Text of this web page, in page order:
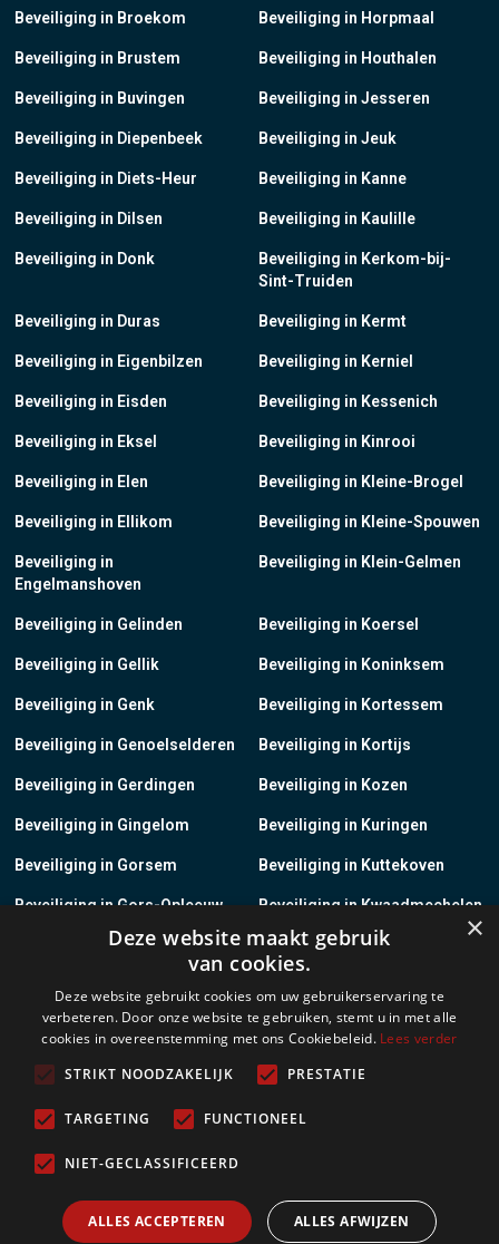
Beveiliging in Broekom
Beveiliging in Brustem
Beveiliging in Buvingen
Beveiliging in Diepenbeek
Beveiliging in Diets-Heur
Beveiliging in Dilsen
Beveiliging in Donk
Beveiliging in Duras
Beveiliging in Eigenbilzen
Beveiliging in Eisden
Beveiliging in Eksel
Beveiliging in Elen
Beveiliging in Ellikom
Beveiliging in
Engelmanshoven
Beveiliging in Gelinden
Beveiliging in Gellik
Beveiliging in Genk
Beveiliging in Genoelselderen
Beveiliging in Gerdingen
Beveiliging in Gingelom
Beveiliging in Gorsem
Beveiliging in Gors-Opleeuw
Beveiliging in Gotem
Beveiliging in Groot-Loon
Beveiliging in Grote-Brogel
Beveiliging in Grote-Spouwen
Beveiliging in Horpmaal
Beveiliging in Houthalen
Beveiliging in Jesseren
Beveiliging in Jeuk
Beveiliging in Kanne
Beveiliging in Kaulille
Beveiliging in Kerkom-bij-
Sint-Truiden
Beveiliging in Kermt
Beveiliging in Kerniel
Beveiliging in Kessenich
Beveiliging in Kinrooi
Beveiliging in Kleine-Brogel
Beveiliging in Kleine-Spouwen
Beveiliging in Klein-Gelmen
Beveiliging in Koersel
Beveiliging in Koninksem
Beveiliging in Kortessem
Beveiliging in Kortijs
Beveiliging in Kozen
Beveiliging in Kuringen
Beveiliging in Kuttekoven
Beveiliging in Kwaadmechelen
Beveiliging in Lanaken
Beveiliging in Lauw
Beveiliging in Leopoldsburg
×
Deze website maakt gebruik
van cookies.
Deze website gebruikt cookies om uw gebruikerservaring te
verbeteren. Door onze website te gebruiken, stemt u in met alle
cookies in overeenstemming met ons Cookiebeleid. Lees verder
STRIKT NOODZAKELIJK
PRESTATIE
TARGETING FUNCTIONEEL
NIET-GECLASSIFICEERD
ALLES ACCEPTEREN ALLES AFWIJZEN